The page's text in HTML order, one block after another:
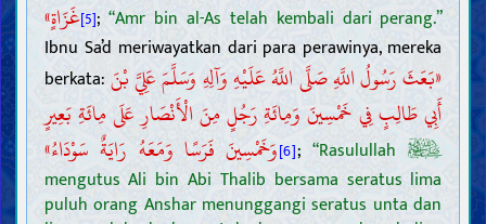
غَزَاةٍ»[5];“Amr bin al-As telah kembali dari perang.”
Ibnu Sa’d meriwayatkan dari para perawinya, mereka
berkata: «بَعَثَ رَسُولُ اللَّهِ صَلَّى اللَّهُ عَلَيْهِ وَآلِهِ وَسَلَّمَ عَلِيَّ بْنَ
أَبِي طَالِبٍ فِي خَمْسِينَ وَمِائَةِ رَجُلٍ مِنَ الْأَنْصَارِ عَلَى مِائَةِ بَعِيرٍ
وَخَمْسِينَ فَرَسًا وَمَعَهُ رَايَةٌ سَوْدَاءُ»[6]; “Rasulullah
mengutus Ali bin Abi Thalib bersama seratus lima
puluh orang Anshar menunggangi seratus unta dan